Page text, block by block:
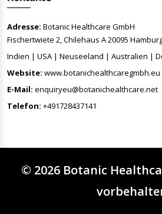
Adresse: Botanic Healthcare GmbH
Fischertwiete 2, Chilehaus A 20095
Indien | USA | Neuseeland | Australien |
Website: www.botanichealthcaregmbh.eu
E-Mail: enquiryeu@botanichealthcare.net
Telefon: +491728437141
© 2026 Botanic